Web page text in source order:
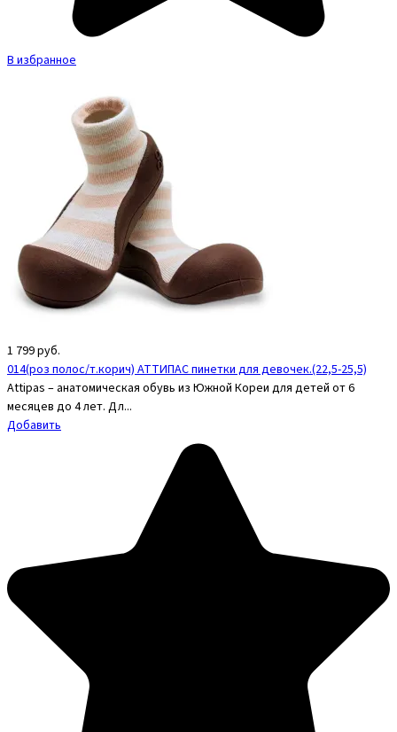
В избранное
1 799руб.
014(роз полос/т.корич) АТТИПАС пинетки для девочек.(22,5-25,5)
Attipas – анатомическая обувь из Южной Кореи для детей от 6
месяцев до 4 лет. Дл...
Добавить